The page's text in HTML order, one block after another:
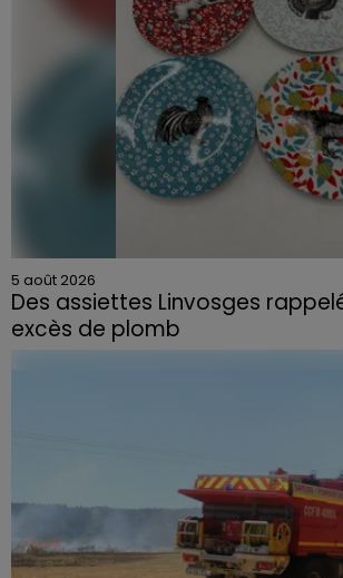
5 août 2026
Des assiettes Linvosges
excès de plomb
Du plomb a été détecté dans deux